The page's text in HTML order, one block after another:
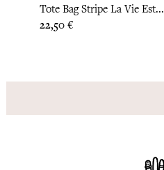
Tote Bag Stripe La Vie Est...
Prix
22,50 €